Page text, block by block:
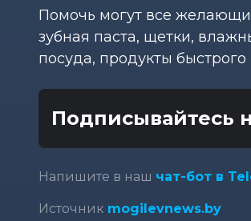
Помочь могут все
зубная паста, щетки,
посуда, продукты
Подписывайтесь
Напишите в наш чат-бот в
Источник mogilevnews.by